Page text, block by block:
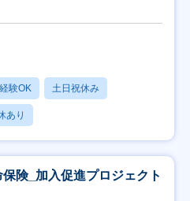
験OK 土日祝休み
あり
保険_加入促進プロジェクト